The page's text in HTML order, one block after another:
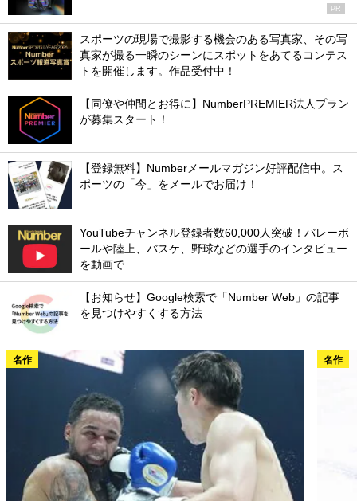
PR
スポーツの現場で撮影する機会のある写真家、その写
真家が撮る一瞬のシーンにスポットをあてるコンテス
トを開催します。作品受付中！
【同僚や仲間とお得に】NumberPREMIER法人プラン
が募集スタート！
【登録無料】Numberメールマガジン好評配信中。ス
ポーツの「今」をメールでお届け！
YouTubeチャンネル登録者数60,000人突破！バレーボ
ールや陸上、バスケ、野球などの選手のインタビュー
を動画で
【お知らせ】Google検索で「Number Web」の記事
を見つけやすくする方法
名作 名作